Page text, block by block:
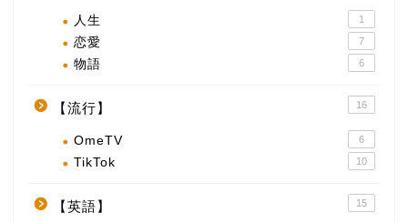
人生 1
恋愛 7
物語 6
【流行】 16
OmeTV 6
TikTok 10
【英語】 15